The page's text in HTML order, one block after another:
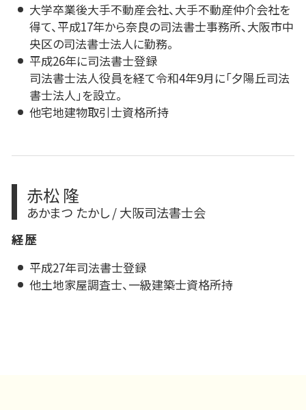
大学卒業後大手不動産会社、大手不動産仲介会社を
得て、平成17年から奈良の司法書士事務所、大阪市中
央区の司法書士法人に勤務。
平成26年に司法書士登録
司法書士法人役員を経て令和4年9月に「夕陽丘司法
書士法人」を設立。
他宅地建物取引士資格所持
赤松 隆
あかまつ たかし / 大阪司法書士会
経歴
平成27年司法書士登録
他土地家屋調査士、一級建築士資格所持